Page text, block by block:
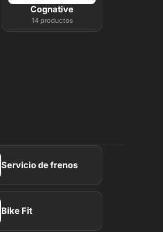
Cognative
14 productos
Servicio de frenos
Bike Fit